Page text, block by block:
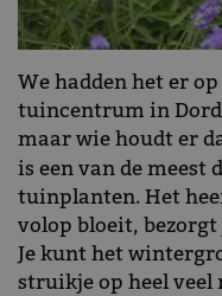
We hadden het er
tuincentrum in
maar wie houdt er
is een van de meest
tuinplanten. Het
volop bloeit,
Je kunt het
struikje op heel veel